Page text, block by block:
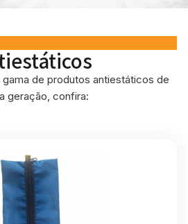
de produtos antiestáticos de
geração, confira: